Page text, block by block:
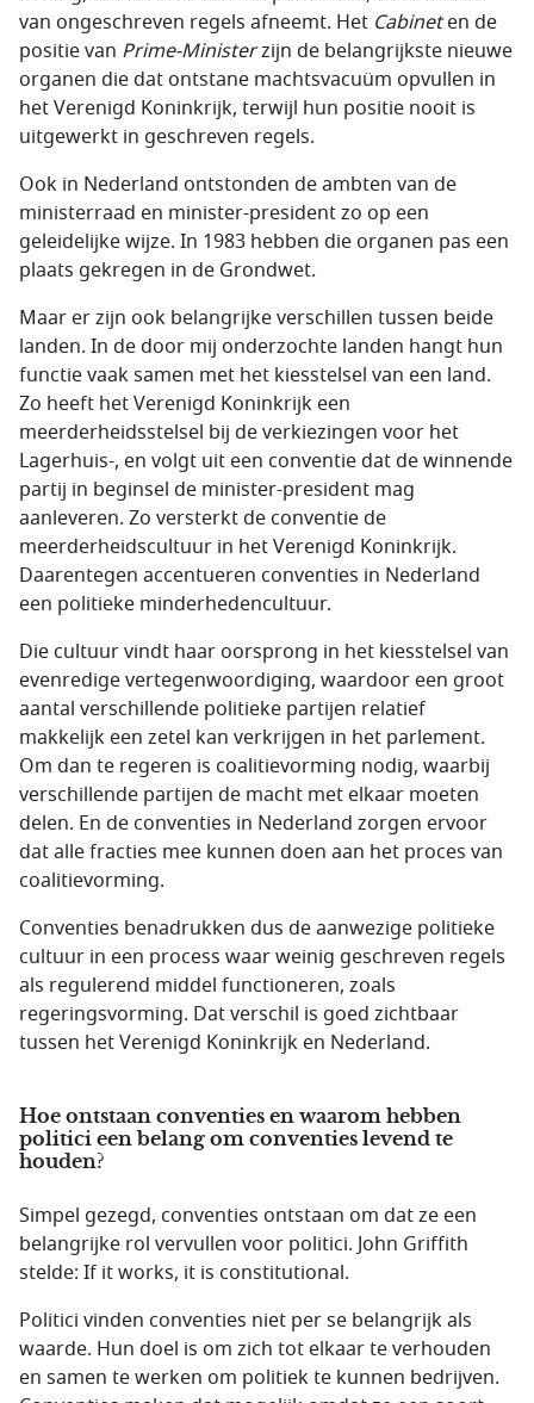
van ongeschreven regels afneemt. Het Cabineten de
positie van Prime-Ministerzijn de belangrijkste nieuwe
organen die dat ontstane machtsvacuüm opvullen in
het Verenigd Koninkrijk, terwijl hun positie nooit is
uitgewerkt in geschreven regels.
Ook in Nederland ontstonden de ambten van de
ministerraad en minister-president zo op een
geleidelijke wijze. In 1983 hebben die organen pas een
plaats gekregen in de Grondwet.
Maar er zijn ook belangrijke verschillen tussen beide
landen. In de door mij onderzochte landen hangt hun
functie vaak samen met het kiesstelsel van een land.
Zo heeft het Verenigd Koninkrijk een
meerderheidsstelsel bij de verkiezingen voor het
Lagerhuis-, en volgt uit een conventie dat de winnende
partij in beginsel de minister-president mag
aanleveren. Zo versterkt de conventie de
meerderheidscultuur in het Verenigd Koninkrijk.
Daarentegen accentueren conventies in Nederland
een politieke minderhedencultuur.
Die cultuur vindt haar oorsprong in het kiesstelsel van
evenredige vertegenwoordiging, waardoor een groot
aantal verschillende politieke partijen relatief
makkelijk een zetel kan verkrijgen in het parlement.
Om dan te regeren is coalitievorming nodig, waarbij
verschillende partijen de macht met elkaar moeten
delen. En de conventies in Nederland zorgen ervoor
dat alle fracties mee kunnen doen aan het proces van
coalitievorming.
Conventies benadrukken dus de aanwezige politieke
cultuur in een process waar weinig geschreven regels
als regulerend middel functioneren, zoals
regeringsvorming. Dat verschil is goed zichtbaar
tussen het Verenigd Koninkrijk en Nederland.
Hoe ontstaan conventies en waarom hebben
politici een belang om conventies levend te
houden?
Simpel gezegd, conventies ontstaan om dat ze een
belangrijke rol vervullen voor politici. John Griffith
stelde: If it works, it is constitutional.
Politici vinden conventies niet per se belangrijk als
waarde. Hun doel is om zich tot elkaar te verhouden
en samen te werken om politiek te kunnen bedrijven.